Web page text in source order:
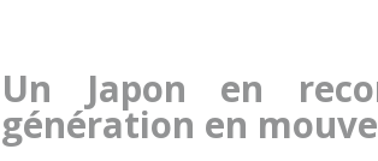
Un Japon en
génération en